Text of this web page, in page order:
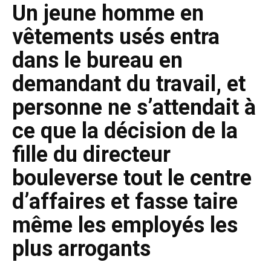
Un jeune homme en
vêtements usés entra
dans le bureau en
demandant du travail, et
personne ne s’attendait à
ce que la décision de la
fille du directeur
bouleverse tout le centre
d’affaires et fasse taire
même les employés les
plus arrogants